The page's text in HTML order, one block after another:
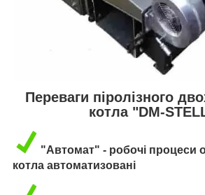
Переваги піролізного
котла "DM-
"Автомат" - робочі процеси
котла автоматизовані